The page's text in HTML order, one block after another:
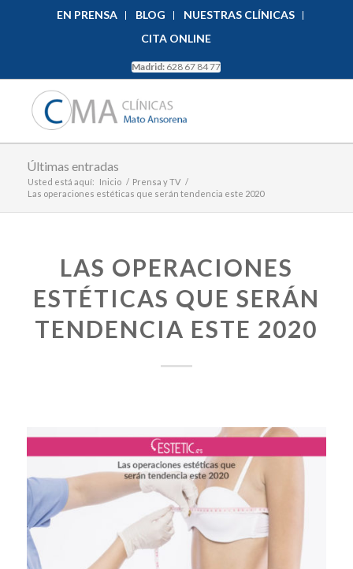
EN PRENSA BLOG
NUESTRAS CLÍNICAS
CITA ONLINE
Madrid: 628 67 84 77
Últimas entradas
Usted está aquí: Inicio / Prensa y TV /
Las operaciones estéticas que serán tendencia este 2020
LAS OPERACIONES
ESTÉTICAS QUE SERÁN
TENDENCIA ESTE 2020